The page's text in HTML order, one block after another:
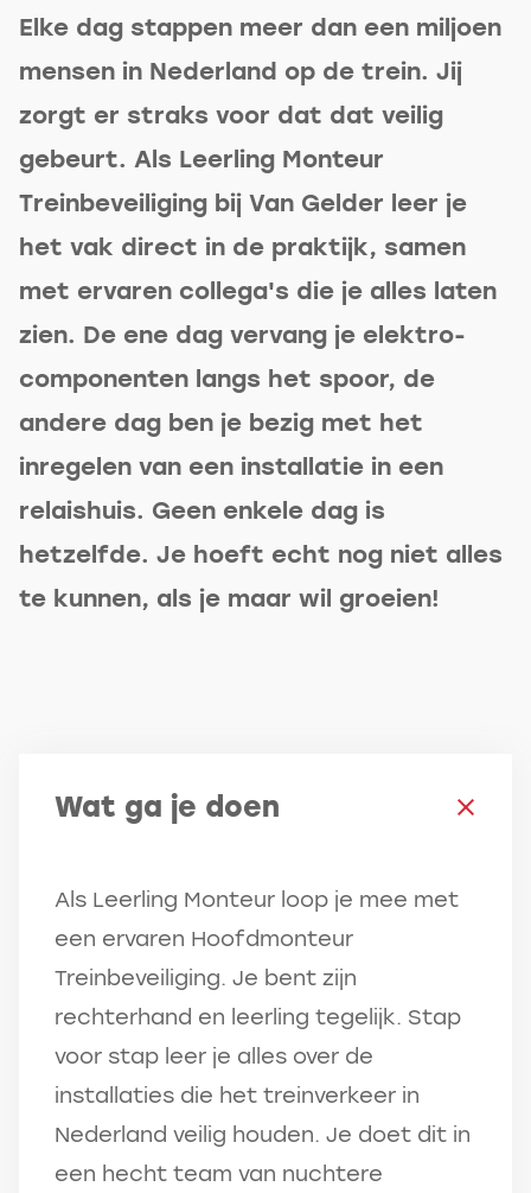
Elke dag stappen meer dan een miljoen
mensen in Nederland op de trein. Jij
zorgt er straks voor dat dat veilig
gebeurt. Als Leerling Monteur
Treinbeveiliging bij Van Gelder leer je
het vak direct in de praktijk, samen
met ervaren collega's die je alles laten
zien. De ene dag vervang je elektro-
componenten langs het spoor, de
andere dag ben je bezig met het
inregelen van een installatie in een
relaishuis. Geen enkele dag is
hetzelfde. Je hoeft echt nog niet alles
te kunnen, als je maar wil groeien!
Wat ga je doen
Als Leerling Monteur loop je mee met
een ervaren Hoofdmonteur
Treinbeveiliging. Je bent zijn
rechterhand en leerling tegelijk. Stap
voor stap leer je alles over de
installaties die het treinverkeer in
Nederland veilig houden. Je doet dit in
een hecht team van nuchtere